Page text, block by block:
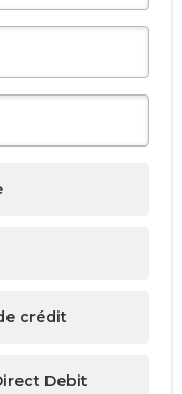
crédit
Debit